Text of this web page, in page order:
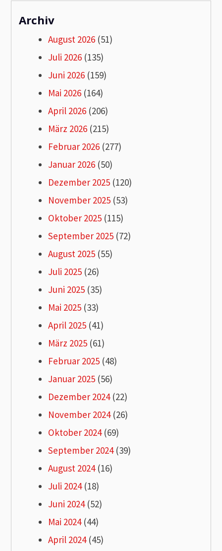
Archiv
August 2026 (51)
Juli 2026 (135)
Juni 2026 (159)
Mai 2026 (164)
April 2026 (206)
März 2026 (215)
Februar 2026 (277)
Januar 2026 (50)
Dezember 2025 (120)
November 2025 (53)
Oktober 2025 (115)
September 2025 (72)
August 2025 (55)
Juli 2025 (26)
Juni 2025 (35)
Mai 2025 (33)
April 2025 (41)
März 2025 (61)
Februar 2025 (48)
Januar 2025 (56)
Dezember 2024(22)
November 2024(26)
Oktober 2024(69)
September 2024(39)
August 2024(16)
Juli 2024(18)
Juni 2024(52)
Mai 2024(44)
April 2024(45)